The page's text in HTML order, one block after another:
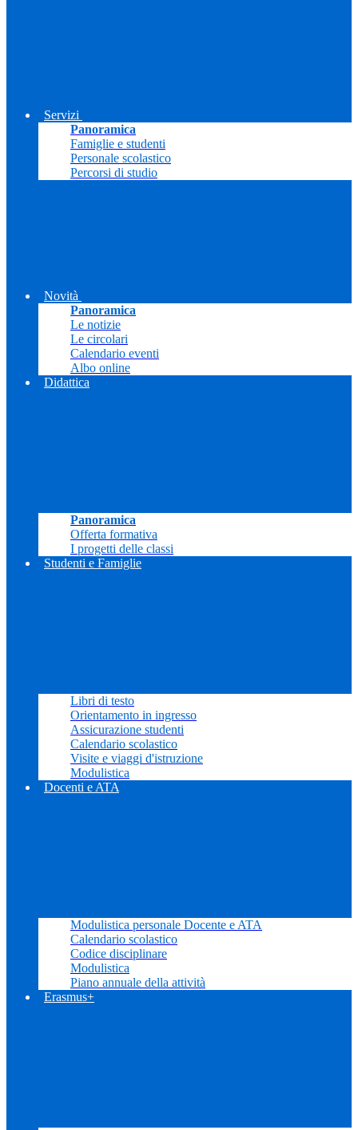
Servizi
Panoramica
Famiglie e studenti
Personale scolastico
Percorsi di studio
Novità
Panoramica
Le notizie
Le circolari
Calendario eventi
Albo online
Didattica
Panoramica
Offerta formativa
I progetti delle classi
Studenti e Famiglie
Libri di testo
Orientamento in ingresso
Assicurazione studenti
Calendario scolastico
Visite e viaggi d'istruzione
Modulistica
Docenti e ATA
Modulistica personale Docente e ATA
Calendario scolastico
Codice disciplinare
Modulistica
Piano annuale della attività
Erasmus+